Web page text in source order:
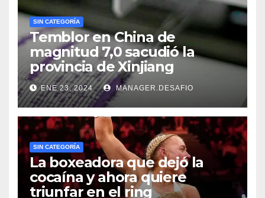
SIN CATEGORÍA
Temblor en China de
magnitud 7,0 sacudió la
provincia de Xinjiang
ENE 23, 2024 MANAGER.DESAFIO
SIN CATEGORÍA
La boxeadora que dejó la
cocaína y ahora quiere
triunfar en el ring​